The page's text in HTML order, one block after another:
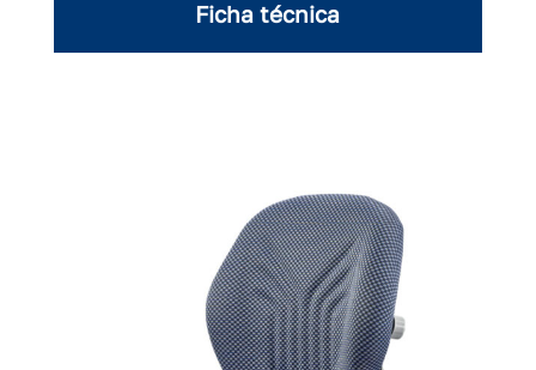
Ficha técnica